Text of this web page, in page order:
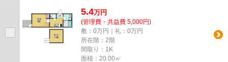
5.4万円
(管理費・共益費 5,000円)
敷：0万円｜礼：0万円
所在階：2階
間取り：1K
面積：20.00㎡